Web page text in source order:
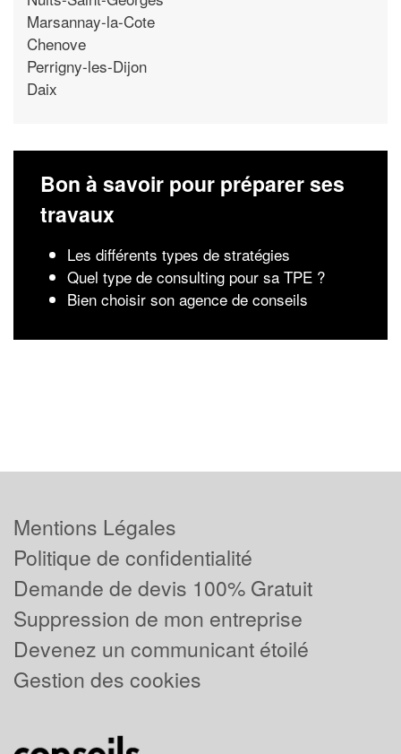
Marsannay-la-Cote
Chenove
Perrigny-les-Dijon
Daix
Bon à savoir pour préparer ses
travaux
Les différents types de stratégies
Quel type de consulting pour sa TPE ?
Bien choisir son agence de conseils
Mentions Légales
Politique de confidentialité
Demande de devis 100% Gratuit
Suppression de mon entreprise
Devenez un communicant étoilé
Gestion des cookies